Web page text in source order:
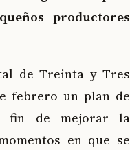
productores
de Treinta y Tres
febrero un plan de
fin de mejorar la
en que se